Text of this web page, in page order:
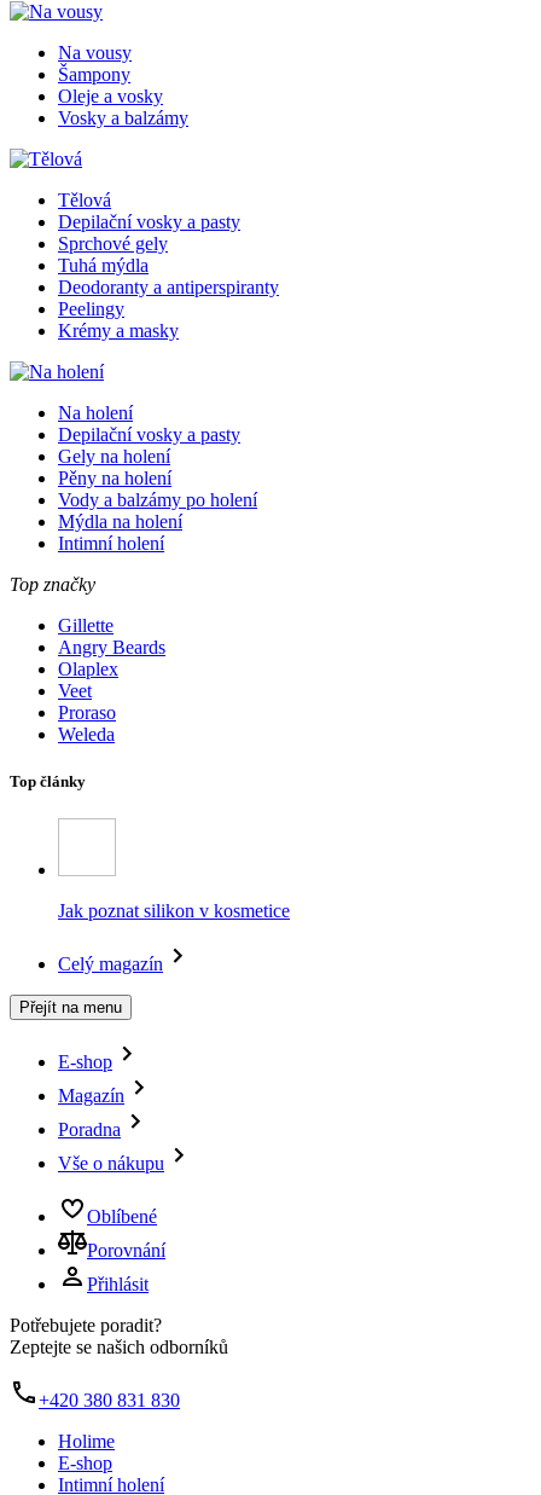
Na vousy
Šampony
Oleje a vosky
Vosky a balzámy
Tělová
Depilační vosky a pasty
Sprchové gely
Tuhá mýdla
Deodoranty a antiperspiranty
Peelingy
Krémy a masky
Na holení
Depilační vosky a pasty
Gely na holení
Pěny na holení
Vody a balzámy po holení
Mýdla na holení
Intimní holení
Top značky
Gillette
Angry Beards
Olaplex
Veet
Proraso
Weleda
Top články
Jak poznat silikon v kosmetice
Celý magazín
Přejít na menu
E-shop
Magazín
Poradna
Vše o nákupu
Oblíbené
Porovnání
Přihlásit
Potřebujete poradit?
Zeptejte se našich odborníků
+420 380 831 830
Holime
E-shop
Intimní holení